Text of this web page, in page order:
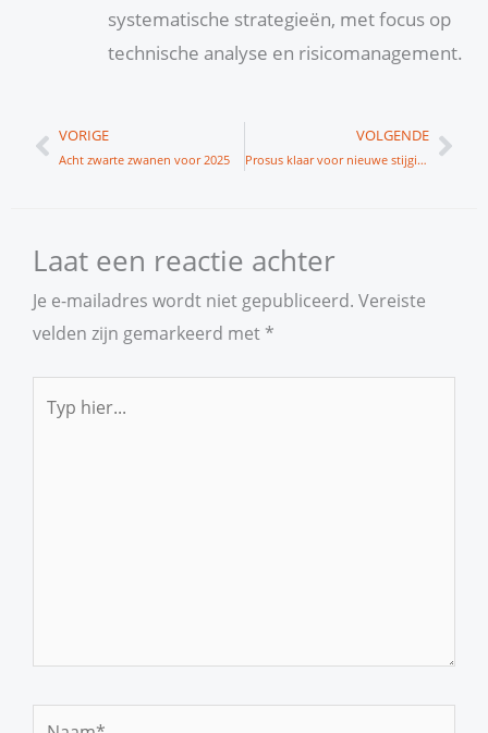
systematische strategieën, met focus op
technische analyse en risicomanagement.
Vorige
VORIGE
Acht zwarte zwanen voor 2025
VOLGENDE
Prosus klaar voor nieuwe stijging
Laat een reactie achter
Je e-mailadres wordt niet gepubliceerd. Vereiste
velden zijn gemarkeerd met *
hier...
Naam*